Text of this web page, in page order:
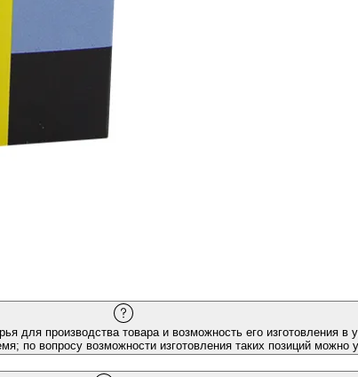
для производства товара и возможность его изготовления в
по вопросу возможности изготовления таких позиций можно